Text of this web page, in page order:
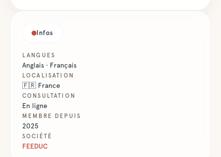
Infos
LANGUES
Anglais · Français
LOCALISATION
🇫🇷 France
CONSULTATION
En ligne
MEMBRE DEPUIS
2025
SOCIÉTÉ
FEEDUC